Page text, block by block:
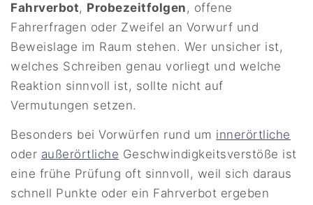
Fahrverbot, Probezeitfolgen, offene
Fahrerfragen oder Zweifel an Vorwurf und
Beweislage im Raum stehen. Wer unsicher ist,
welches Schreiben genau vorliegt und welche
Reaktion sinnvoll ist, sollte nicht auf
Vermutungen setzen.
Besonders bei Vorwürfen rund um innerörtliche
oder außerörtliche Geschwindigkeitsverstöße ist
eine frühe Prüfung oft sinnvoll, weil sich daraus
schnell Punkte oder ein Fahrverbot ergeben